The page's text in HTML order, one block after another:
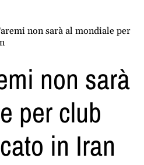
non sarà al mondiale per
non sarà
per club
in Iran